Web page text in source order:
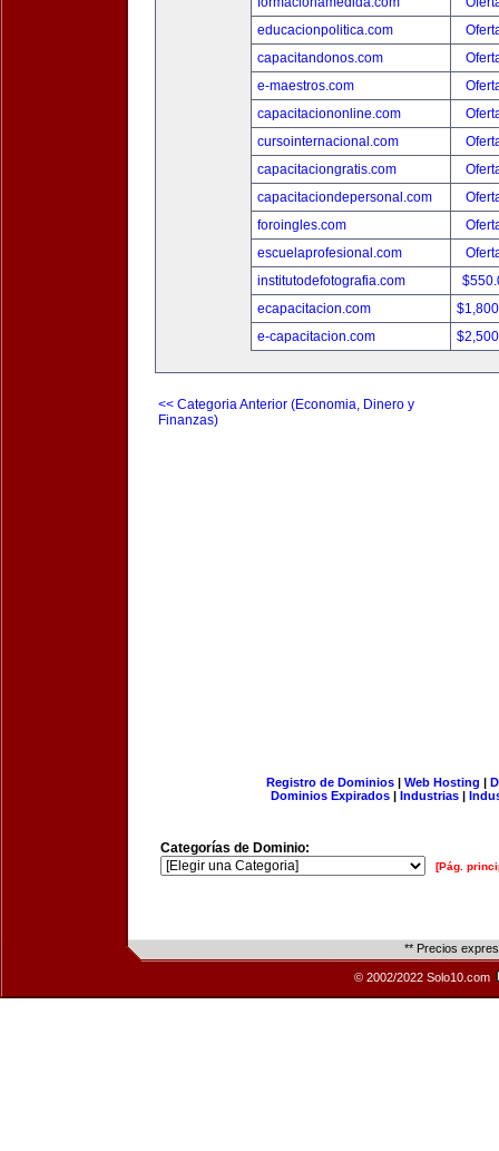
educacionpolitica.com
capacitandonos.com
e-maestros.com
capacitaciononline.com
cursointernacional.com
capacitaciongratis.com
capacitaciondepersonal.com
foroingles.com
escuelaprofesional.com
institutodefotografia.com
ecapacitacion.com
e-capacitacion.com
<< Categoria Anterior (Economia, Dinero y
Finanzas)
Registro de Dominios| Web Hosting |
Dominios Expirados | Industrias |
Categorías de Dominio:
[Pág.
** Precios
© 2002/2022 Solo10.com